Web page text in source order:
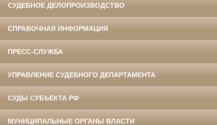
СУДЕБНОЕ ДЕЛОПРОИЗВОДСТВО
СПРАВОЧНАЯ ИНФОРМАЦИЯ
ПРЕСС-СЛУЖБА
УПРАВЛЕНИЕ СУДЕБНОГО ДЕПАРТАМЕНТА
СУДЫ СУБЪЕКТА РФ
МУНИЦИПАЛЬНЫЕ ОРГАНЫ ВЛАСТИ